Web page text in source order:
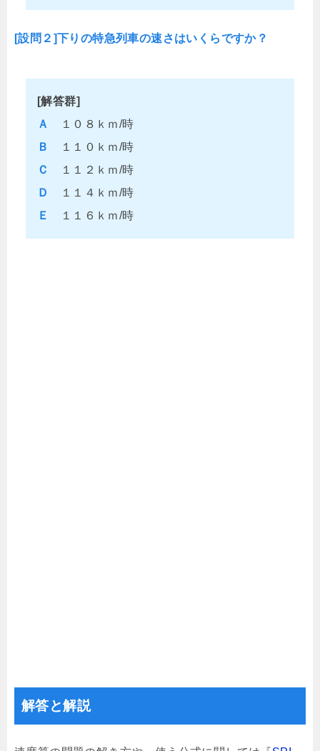
[設問２]下りの特急列車の速さはいくらですか？
[解答群]
Ａ
１０８ｋｍ/時
Ｂ
１１０ｋｍ/時
Ｃ
１１２ｋｍ/時
Ｄ
１１４ｋｍ/時
Ｅ
１１６ｋｍ/時
解答と解説